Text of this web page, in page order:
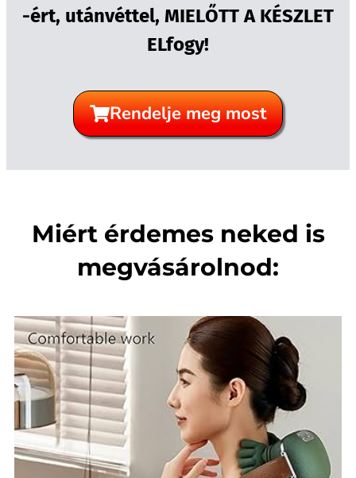
-ért, utánvéttel, MIELŐTT A KÉSZLET
ELfogy!
Rendelje meg most
Miért érdemes neked is
megvásárolnod: